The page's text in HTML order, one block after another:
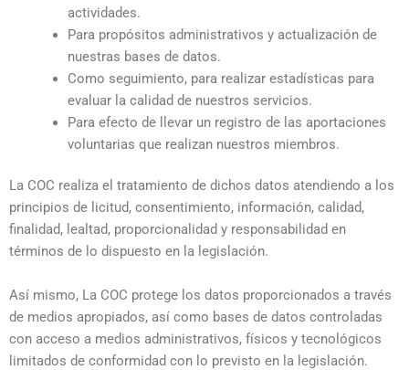
actividades.
Para propósitos administrativos y actualización de
nuestras bases de datos.
Como seguimiento, para realizar estadísticas para
evaluar la calidad de nuestros servicios.
Para efecto de llevar un registro de las aportaciones
voluntarias que realizan nuestros miembros.
La COC realiza el tratamiento de dichos datos atendiendo a los
principios de licitud, consentimiento, información, calidad,
finalidad, lealtad, proporcionalidad y responsabilidad en
términos de lo dispuesto en la legislación.
Así mismo, La COC protege los datos proporcionados a través
de medios apropiados, así como bases de datos controladas
con acceso a medios administrativos, físicos y tecnológicos
limitados de conformidad con lo previsto en la legislación.